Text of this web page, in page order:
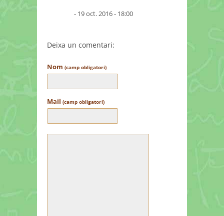
- 19 oct. 2016 - 18:00
Deixa un comentari:
Nom (camp obligatori)
Mail (camp obligatori)